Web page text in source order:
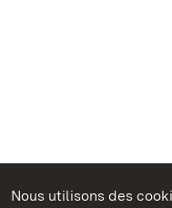
Nous utilisons des